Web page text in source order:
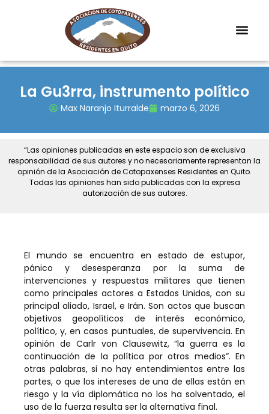
La Gu3rra, instrumento político
Max Naranjo Iturralde marzo 6, 2026
“Las opiniones publicadas en este espacio son de exclusiva
responsabilidad de sus autores y no necesariamente representan la
opinión de la Asociación de Cotopaxenses Residentes en Quito.
Todas las opiniones han sido publicadas con la expresa
autorización de sus autores.
El mundo se encuentra en estado de estupor,
pánico y desesperanza por la suma de
intervenciones y respuestas militares que tienen
como principales actores a Estados Unidos, con su
principal aliado, Israel, e Irán. Son actos que buscan
objetivos geopolíticos de interés económico,
político, y, en casos puntuales, de supervivencia. En
opinión de Carlr von Clausewitz, “la guerra es la
continuación de la política por otros medios”. En
otras palabras, si no hay entendimientos entre las
partes, o que los intereses de una de ellas están en
riesgo y la vía diplomática no los ha solventado, el
uso de la fuerza resulta ser la alternativa final.